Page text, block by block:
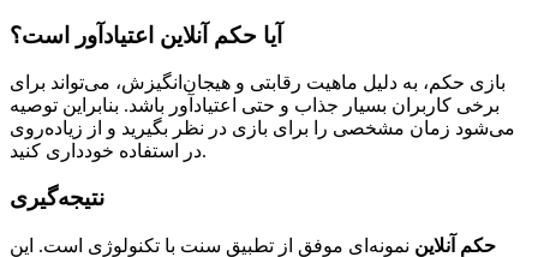
آیا حکم آنلاین اعتیادآور است؟
بازی حکم، به دلیل ماهیت رقابتی و هیجان‌انگیزش، می‌تواند برای
برخی کاربران بسیار جذاب و حتی اعتیادآور باشد. بنابراین توصیه
می‌شود زمان مشخصی را برای بازی در نظر بگیرید و از زیاده‌روی
در استفاده خودداری کنید.
نتیجه‌گیری
حکم آنلاین نمونه‌ای موفق از تطبیق سنت با تکنولوژی است. این